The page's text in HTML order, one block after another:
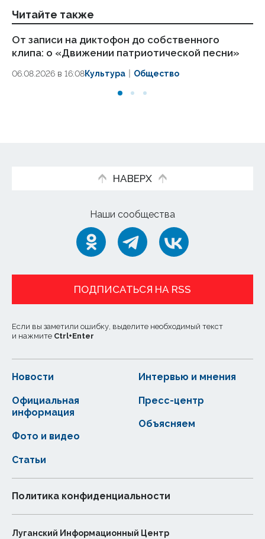
Читайте также
От записи на диктофон до собственного
клипа: о «Движении патриотической песни»
06.08.2026 в 16:08Культура Общество
НАВЕРХ
Наши сообщества
ПОДПИСАТЬСЯ НА RSS
Если вы заметили ошибку, выделите необходимый текст
и нажмите Ctrl+Enter
Новости
Статьи
Официальная
информация
Интервью и мнения
Фото и видео
Пресс-центр
Объясняем
Политика конфиденциальности
Луганский Информационный Центр